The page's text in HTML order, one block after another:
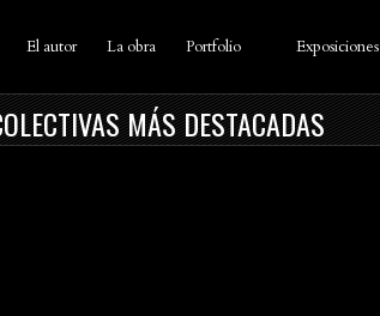
El autor La obra Portfolio Exposiciones
MÁS DESTACADAS